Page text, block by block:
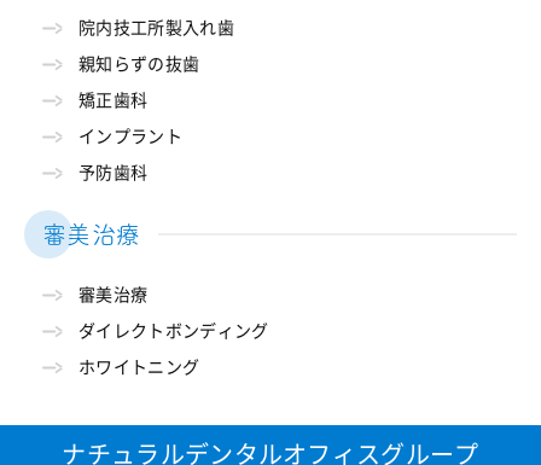
院内技工所製入れ歯
親知らずの抜歯
矯正歯科
インプラント
予防歯科
審美治療
審美治療
ダイレクトボンディング
ホワイトニング
ナチュラルデンタルオフィスグループ